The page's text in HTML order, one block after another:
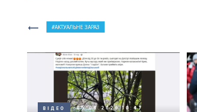
АКТУАЛЬНЕ ЗАРАЗ
ВІДЕО 05.08.2026 10:47